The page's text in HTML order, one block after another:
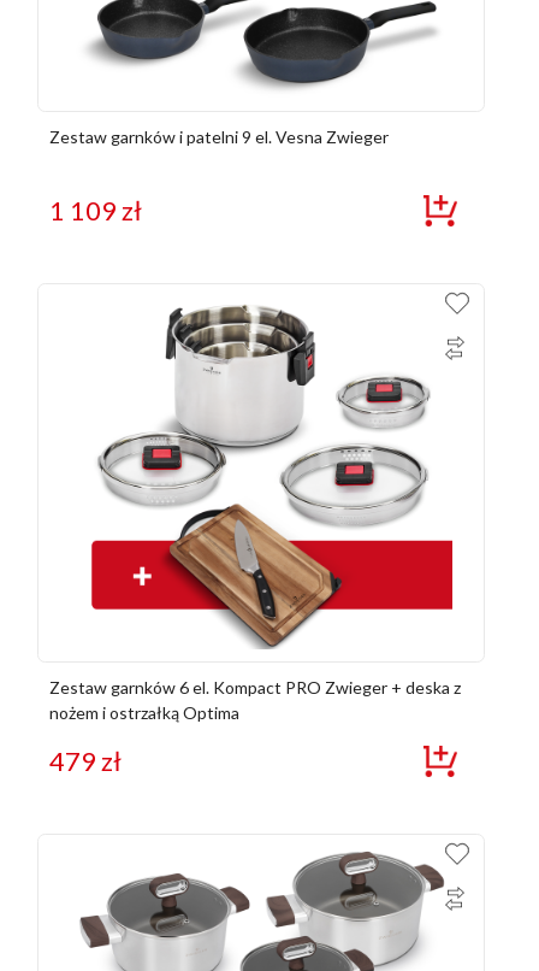
Zestaw garnków i patelni 9 el. Vesna Zwieger
1 109zł
Zestaw garnków 6 el. Kompact PRO Zwieger + deska z
nożem i ostrzałką Optima
479zł